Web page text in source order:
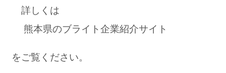
詳しくは
熊本県のブライト企業紹介サイト
をご覧ください。